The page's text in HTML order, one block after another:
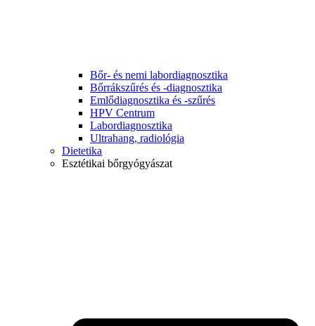
Bőr- és nemi labordiagnosztika
Bőrrákszűrés és -diagnosztika
Emlődiagnosztika és -szűrés
HPV Centrum
Labordiagnosztika
Ultrahang, radiológia
Dietetika
Esztétikai bőrgyógyászat